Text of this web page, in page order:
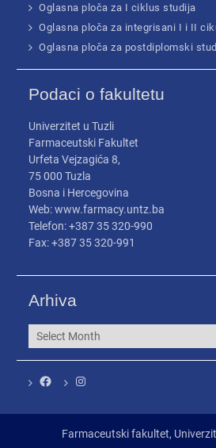
Oglasna ploča za I ciklus studija
Oglasna ploča za integrisani I i II
Oglasna ploča za postdiplomski
Podaci o fakultetu
Univerzitet u Tuzli
Farmaceutski Fakultet
Urfeta Vejzagića 8,
75 000 Tuzla
Bosna i Hercegovina
Web: www.farmacy.untz.ba
Telefon: +387 35 320-990
Fax: +387 35 320-991
Arhiva
Arhiva
FacebookInstagram
Farmaceutski fakultet,